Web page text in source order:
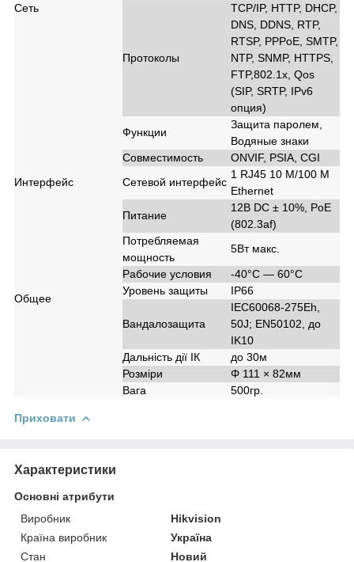
Сеть
Протоколы
TCP/IP, HTTP, DHCP,
DNS, DDNS, RTP,
RTSP, PPPoE, SMTP,
NTP, SNMP, HTTPS,
FTP,802.1x, Qos
(SIP, SRTP, IPv6
опция)
Функции
Защита паролем,
Водяные знаки
Совместимость
ONVIF, PSIA, CGI
Интерфейс
Сетевой интерфейс
1 RJ45 10 M/100 M
Ethernet
Общее
Питание
12В DC ± 10%, PoE
(802.3af)
Потребляемая
мощность
5Вт макс.
Рабочие условия
-40°С — 60°С
Уровень защиты
IP66
Вандалозащита
IEC60068-275Eh,
50J; EN50102, до
IK10
Дальність дії ІК
до 30м
Розміри
Φ 111 × 82мм
Вага
500гр.
Приховати
Характеристики
Основні атрибути
Виробник
Hikvision
Країна виробник
Україна
Стан
Новий